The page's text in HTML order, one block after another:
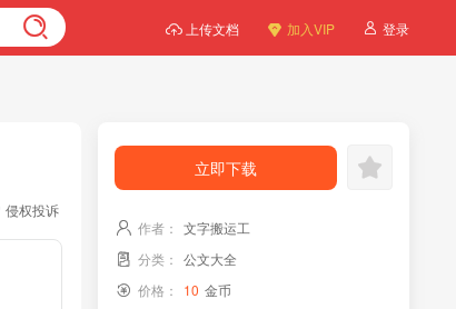
上传文档 加入VIP 登录
侵权投诉
立即下载
作者： 文字搬运工
分类： 公文大全
价格：
10 金币